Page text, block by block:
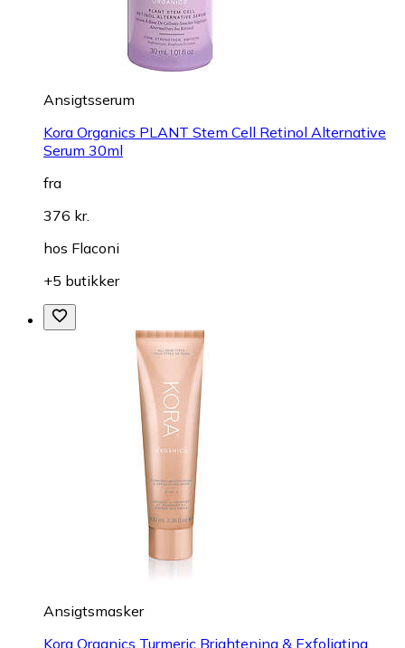
Ansigtsserum
Kora Organics PLANT Stem Cell Retinol Alternative
Serum 30ml
fra
376 kr.
hos Flaconi
+5 butikker
Ansigtsmasker
Kora Organics Turmeric Brightening & Exfoliating